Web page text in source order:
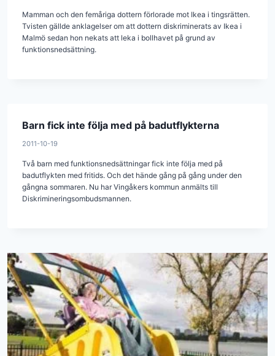
Mamman och den femåriga dottern förlorade mot Ikea i tingsrätten.
Tvisten gällde anklagelser om att dottern diskriminerats av Ikea i
Malmö sedan hon nekats att leka i bollhavet på grund av
funktionsnedsättning.
Barn fick inte följa med på badutflykterna
2011-10-19
Två barn med funktionsnedsättningar fick inte följa med på
badutflykten med fritids. Och det hände gång på gång under den
gångna sommaren. Nu har Vingåkers kommun anmälts till
Diskrimineringsombudsmannen.